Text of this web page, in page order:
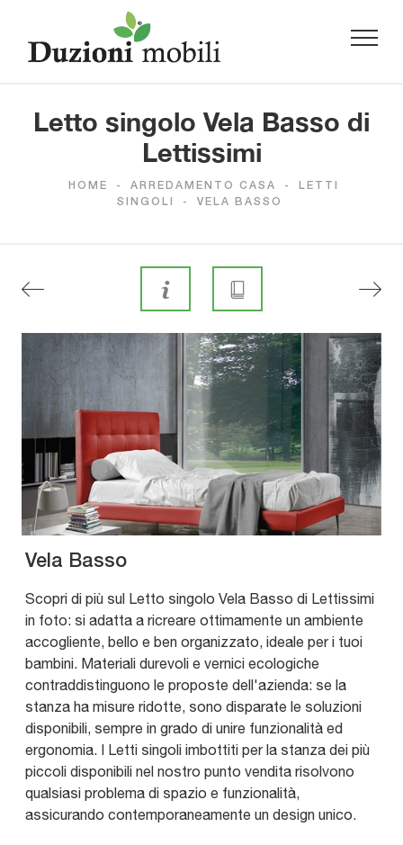
Letto singolo Vela Basso di
Lettissimi
HOME - ARREDAMENTO CASA -
LETTI
SINGOLI
- VELA BASSO
Vela Basso
Scopri di più sul Letto singolo Vela Basso di Lettissimi
in foto: si adatta a ricreare ottimamente un ambiente
accogliente, bello e ben organizzato, ideale per i tuoi
bambini. Materiali durevoli e vernici ecologiche
contraddistinguono le proposte dell'azienda: se la
stanza ha misure ridotte, sono disparate le soluzioni
disponibili, sempre in grado di unire funzionalità ed
ergonomia. I Letti singoli imbottiti per la stanza dei più
piccoli disponibili nel nostro punto vendita risolvono
qualsiasi problema di spazio e funzionalità,
assicurando contemporaneamente un design unico.